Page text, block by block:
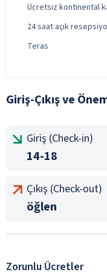
Ücretsiz kontinental
24 saat açık
Teras
Giriş-Çıkış ve
Giriş (Check-in)
14-18
Çıkış (Check-out)
öğlen
Zorunlu Ücretler